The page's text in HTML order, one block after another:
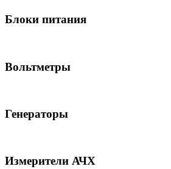
Блоки питания
Вольтметры
Генераторы
Измерители АЧХ